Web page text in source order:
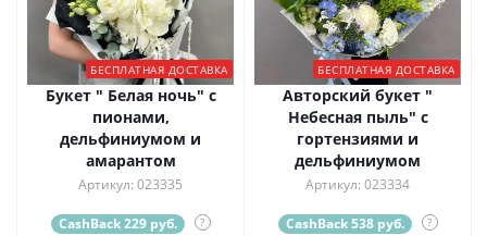
БЕСПЛАТНАЯ ДОСТАВКА
Букет " Белая ночь" с
пионами,
дельфиниумом и
амарантом
Артикул: 023335
CashBack 229 руб. ?
БЕСПЛАТНАЯ ДОСТАВКА
Авторский букет "
Небесная пыль" с
гортензиями и
дельфиниумом
Артикул: 023334
CashBack 538 руб. ?